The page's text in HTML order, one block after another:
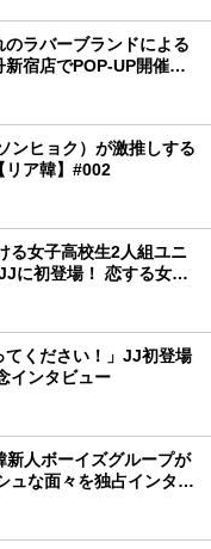
ラバーブランドによる
新宿店でPOP-UP開催
ンヒョク）が激推しする
リア韓】#002
る女子高校生2人組ユニ
に初登場！ 恋する女の
た最新曲「BULL」を
てください！」JJ初登場
インタビュー
新人ボーイズグループが
ュな面々を独占インタビ